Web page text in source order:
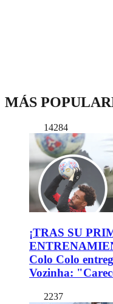
MÁS
14284
¡TRAS SU
Colo Colo
Vozinha:
2237